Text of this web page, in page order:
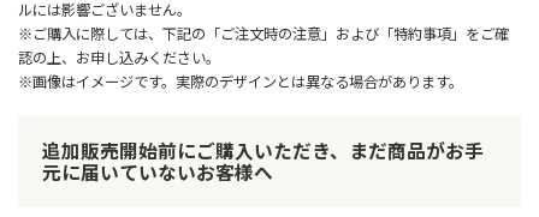
ルには影響ございません。
※ご購入に際しては、下記の「ご注文時の注意」および「特約事項」をご確
認の上、お申し込みください。
※画像はイメージです。実際のデザインとは異なる場合があります。
追加販売開始前にご購入いただき、まだ商品がお手
元に届いていないお客様へ